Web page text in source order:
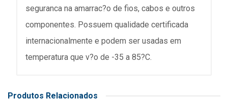
seguranca na amarrac?o de fios, cabos e outros
componentes. Possuem qualidade certificada
internacionalmente e podem ser usadas em
temperatura que v?o de -35 a 85?C.
Produtos Relacionados